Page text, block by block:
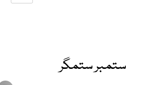
ستمبر ستمگر